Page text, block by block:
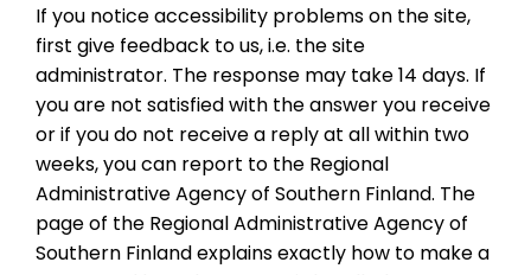
If you notice accessibility problems on the site,
first give feedback to us, i.e. the site
administrator. The response may take 14 days. If
you are not satisfied with the answer you receive
or if you do not receive a reply at all within two
weeks, you can report to the Regional
Administrative Agency of Southern Finland. The
page of the Regional Administrative Agency of
Southern Finland explains exactly how to make a